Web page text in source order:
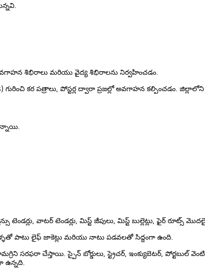
శిభిరాలు మరియు వైద్య శిభిరాలను నిర్వహించడం.
కర పత్రాలు, పోస్టర్ల ద్వారా ప్రజల్లో అవగాహన కల్పించడం. జిల్లాలోని
వాటర్ టెండర్లు, మిస్ట్ జీపులు, మిస్ట్ బుల్లెట్లు, ఫైర్
లైఫ్ జాకెట్లు మరియు నాటు పడవలతో సిద్దంగా ఉంది.
సరఫరా చేస్తాయి. స్పైన్ బోర్డులు, స్ట్రెచర్, ఇంక్యుబెటర్,
ఉన్నది.